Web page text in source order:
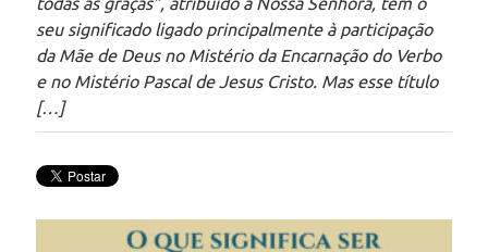
seu significado ligado principalmente à participação
da Mãe de Deus no Mistério da Encarnação do Verbo
e no Mistério Pascal de Jesus Cristo. Mas esse título
[…]